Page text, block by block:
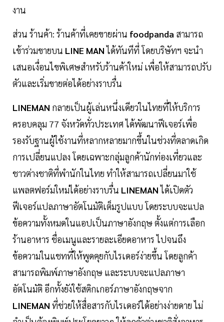
งาน
ส่วน ร้านค้า: ร้านค้าที่เคยขายผ่าน foodpanda สามารถ
เข้าร่วมขายบน LINE MANได้ทันทีที่ โดยบริษัทฯ จะนำ
เสนอเงื่อนไขพิเศษสำหรับร้านค้าใหม่ เพื่อให้สามารถปรับ
ตัวและเริ่มขายต่อได้อย่างราบรื่น
LINEMAN กลายเป็นผู้เล่นหนึ่งเดียวในไทยที่ให้บริการ
ครอบคลุม 77 จังหวัดทั่วประเทศ ได้พัฒนาฟีเจอร์เพื่อ
รองรับฐานผู้ใช้งานที่หลากหลายมากขึ้นในช่วงที่ตลาดเกิด
การเปลี่ยนแปลง โดยเฉพาะกลุ่มลูกค้านักท่องเที่ยวและ
ชาวต่างชาติที่พำนักในไทย ทำให้สามารถเปลี่ยนมาใช้
แพลตฟอร์มใหม่ได้อย่างราบรื่น LINEMANได้เปิดตัว
ฟีเจอร์แปลภาษาอัตโนมัติเต็มรูปแบบ โดยระบบจะแปล
ข้อความทั้งหมดในแอปเป็นภาษาอังกฤษ ตั้งแต่การเลือก
ร้านอาหาร ชื่อเมนูและรายละเอียดอาหาร ไปจนถึง
ข้อความในแชทที่ให้พูดคุยกับไรเดอร์ง่ายขึ้น โดยลูกค้า
สามารถพิมพ์ภาษาอังกฤษ และระบบจะแปลภาษา
อัตโนมัติ อีกทั้งยังใช้สติกเกอร์ภาษาอังกฤษจาก
LINEMAN ที่ช่วยให้สื่อสารกับไรเดอร์ได้อย่างง่ายดาย ไม่